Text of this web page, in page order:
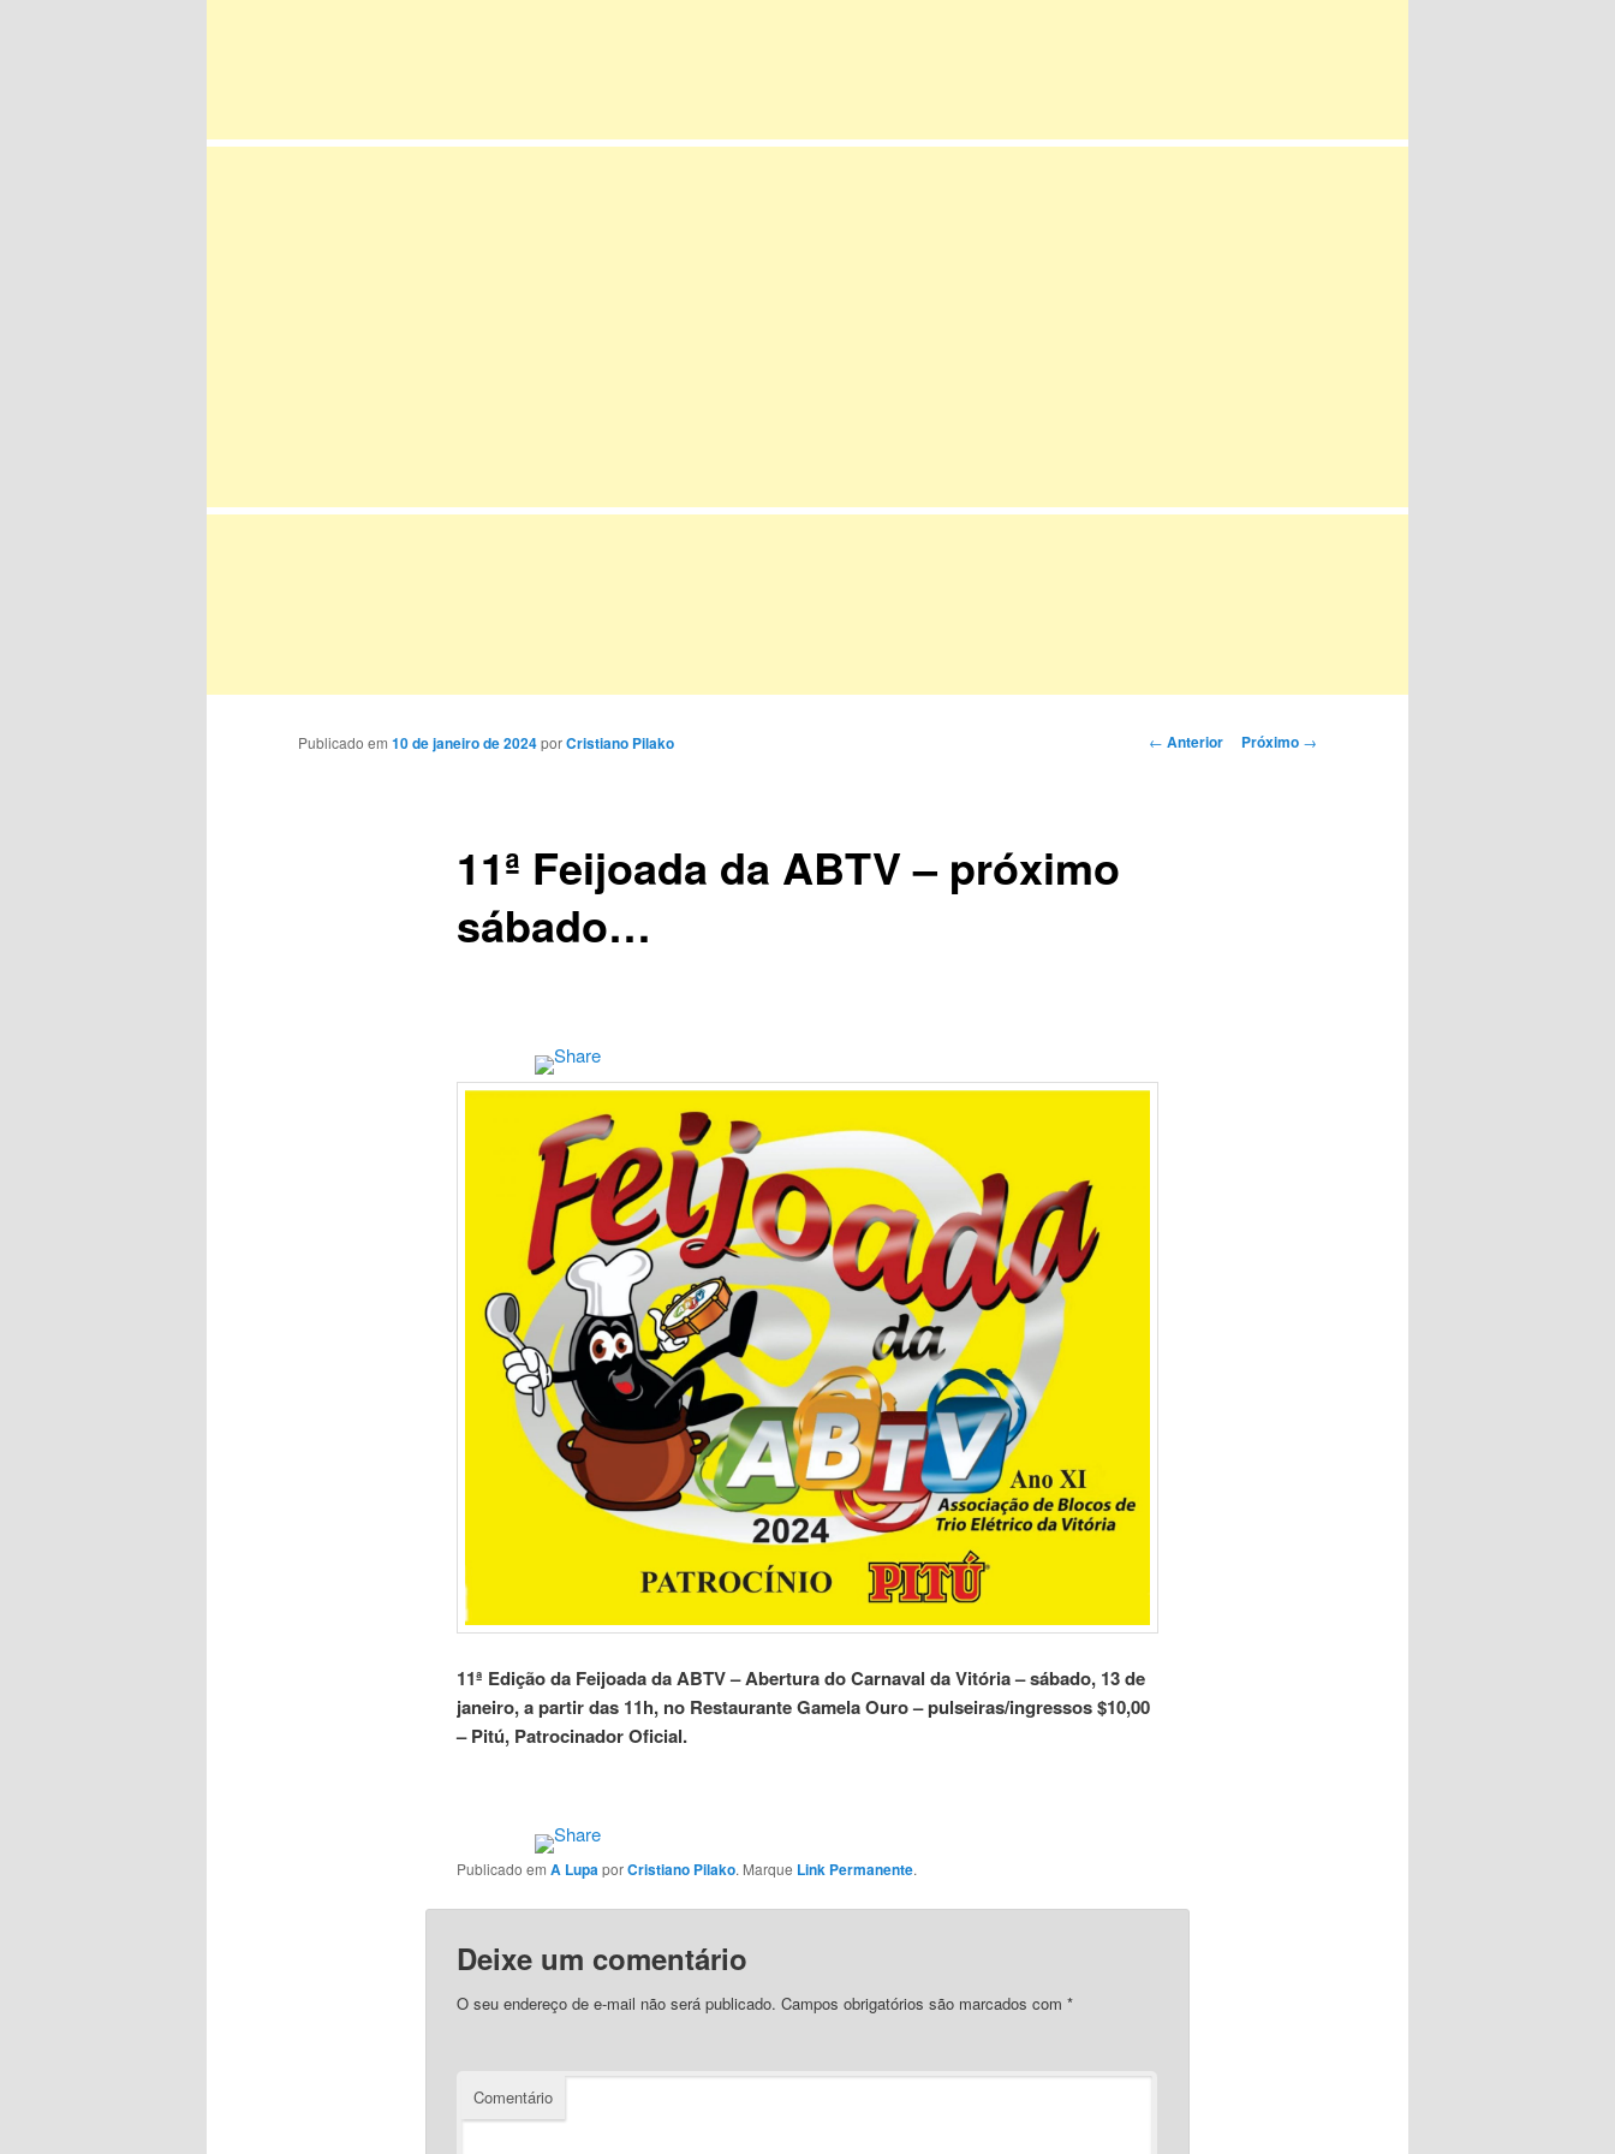
Navegação
← Anterior Próximo →
11ª Feijoada da ABTV – próximo
sábado…
Publicado em 10 de janeiro de 2024porCristiano Pilako
11ª Edição da Feijoada da ABTV – Abertura do Carnaval da Vitória – sábado, 13 de
janeiro, a partir das 11h, no Restaurante Gamela Ouro – pulseiras/ingressos $10,00
– Pitú, Patrocinador Oficial.
Publicado em A LupaporCristiano Pilako. Marque Link Permanente.
Deixe um comentário
O seu endereço de e-mail não será publicado. Campos obrigatórios são marcados com *
Comentário